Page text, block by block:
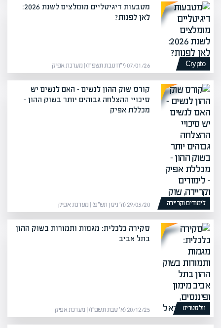
Crypto
מטבעות דיגיטליים מומלצים לשנת 2026:
לאן לפנות?
07/01/26 (י״ח טבת תשפ״ו) | מערכת אפיק
לימודים וקריירה
קורס שוק ההון לנשים – האם לנשים יש
סיכויי ההצלחה גבוהים יותר בשוק ההון –
מכללת אפיק
29/03/20 (ה׳ ניסן תש״פ) | מערכת אפיק
וולסטריט
סקירה כלכלית: מגמות ותמורות בשוק ההון
בתל אביב
20/12/25 (א׳ טבת תשפ״ו) | מערכת אפיק